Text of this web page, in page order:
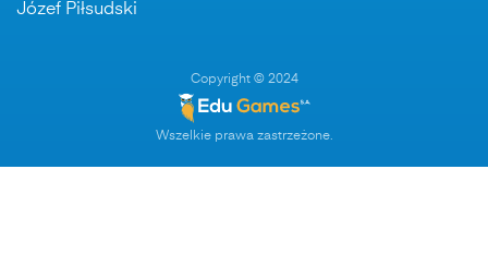
Józef Piłsudski
Copyright © 2024
Wszelkie prawa zastrzeżone.